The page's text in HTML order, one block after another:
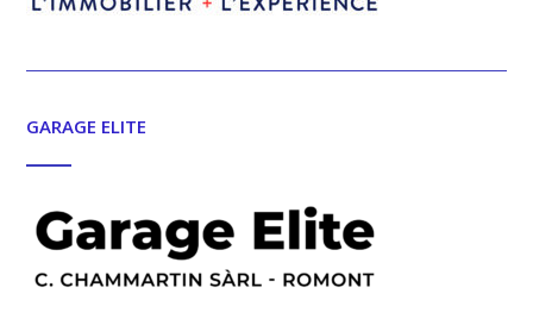
GARAGE ELITE